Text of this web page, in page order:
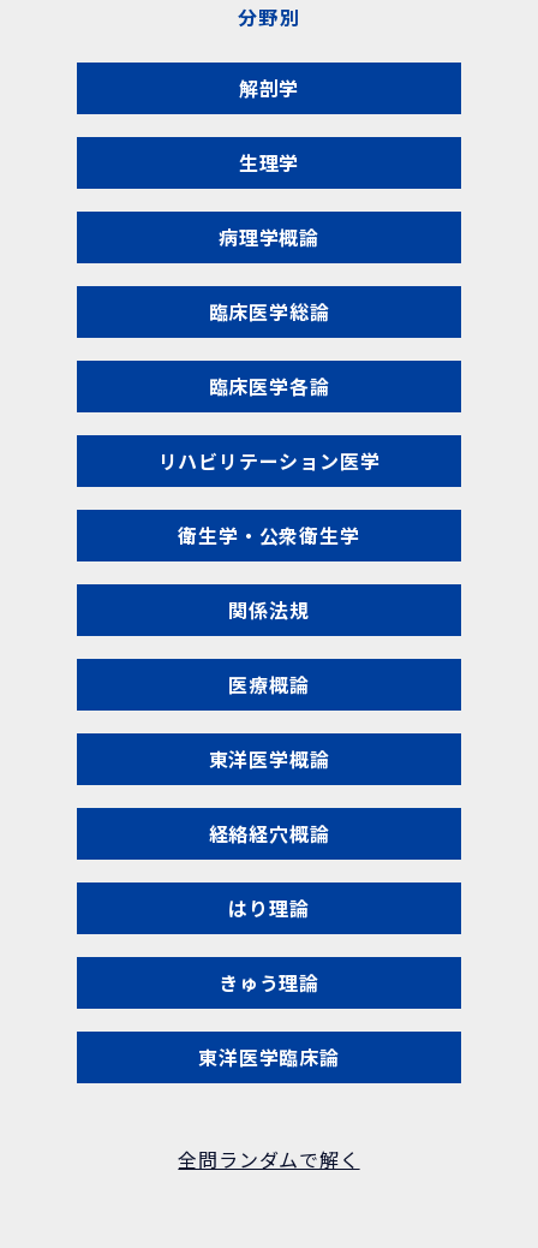
分野別
解剖学
生理学
病理学概論
臨床医学総論
臨床医学各論
リハビリテーション医学
衛生学・公衆衛生学
関係法規
医療概論
東洋医学概論
経絡経穴概論
はり理論
きゅう理論
東洋医学臨床論
全問ランダムで解く